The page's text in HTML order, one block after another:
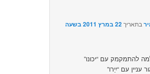
בתאריך
22 במרץ 2011 בשעה
להתמקמק עם “יכונו”
עם “יִיַרו”